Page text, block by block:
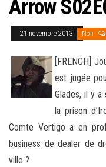
Arrow
21 novembre 2013 Non
[FRENCH]
est jugée
Glades, il y
la prison
Comte Vertigo a en
business de dealer de
ville ?